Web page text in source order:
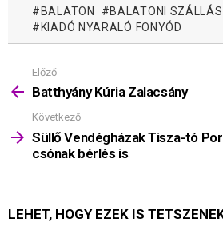
BALATON BALATONI
KIADÓ NYARALÓ FONYÓD
Mutass
többet
Előző
Batthyány Kúria Zalacsány
Következő
Süllő Vendégházak Tisza-tó
csónak bérlés is
LEHET, HOGY EZEK IS